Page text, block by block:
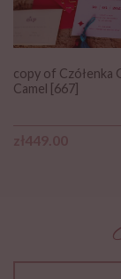
copy of Czółenka
Camel [667]